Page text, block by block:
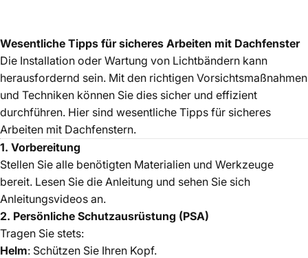
Wesentliche Tipps für sicheres Arbeiten mit Dachfenster
Die Installation oder Wartung von Lichtbändern kann
herausfordernd sein. Mit den richtigen Vorsichtsmaßnahmen
und Techniken können Sie dies sicher und effizient
durchführen. Hier sind wesentliche Tipps für sicheres
Arbeiten mit Dachfenstern.
1. Vorbereitung
Stellen Sie alle benötigten Materialien und Werkzeuge
bereit. Lesen Sie die Anleitung und sehen Sie sich
Anleitungsvideos an.
2. Persönliche Schutzausrüstung (PSA)
Tragen Sie stets:
Helm: Schützen Sie Ihren Kopf.